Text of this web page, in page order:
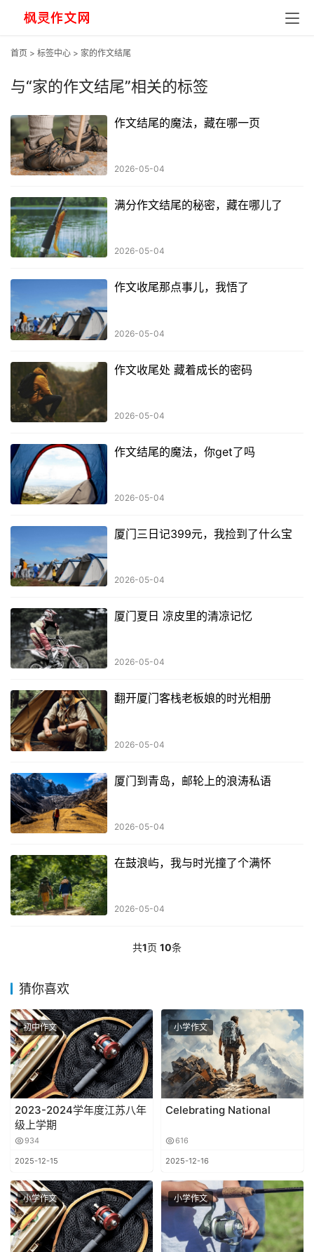
首页 > 标签中心 > 家的作文结尾
与“家的作文结尾”相关的标签
作文结尾的魔法，藏在哪一页
2026-05-04
满分作文结尾的秘密，藏在哪儿了
2026-05-04
作文收尾那点事儿，我悟了
2026-05-04
作文收尾处 藏着成长的密码
2026-05-04
作文结尾的魔法，你get了吗
2026-05-04
厦门三日记399元，我捡到了什么宝
2026-05-04
厦门夏日 凉皮里的清凉记忆
2026-05-04
翻开厦门客栈老板娘的时光相册
2026-05-04
厦门到青岛，邮轮上的浪涛私语
2026-05-04
在鼓浪屿，我与时光撞了个满怀
2026-05-04
共1页 10条
猜你喜欢
初中作文
2023-2024学年度江苏八年
级上学期
934
2025-12-15
小学作文
Celebrating National
616
2025-12-16
小学作文 小学作文